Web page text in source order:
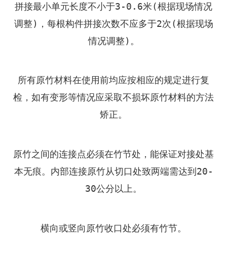
拼接最小单元长度不小于3-0.6米(根据现场情况
调整)，每根构件拼接次数不应多于2次(根据现场
情况调整)。
所有原竹材料在使用前均应按相应的规定进行复
检，如有变形等情况应采取不损坏原竹材料的方法
矫正。
原竹之间的连接点必须在竹节处，能保证对接处基
本无痕。内部连接原竹从切口处致两端需达到20-
30公分以上。
横向或竖向原竹收口处必须有竹节。